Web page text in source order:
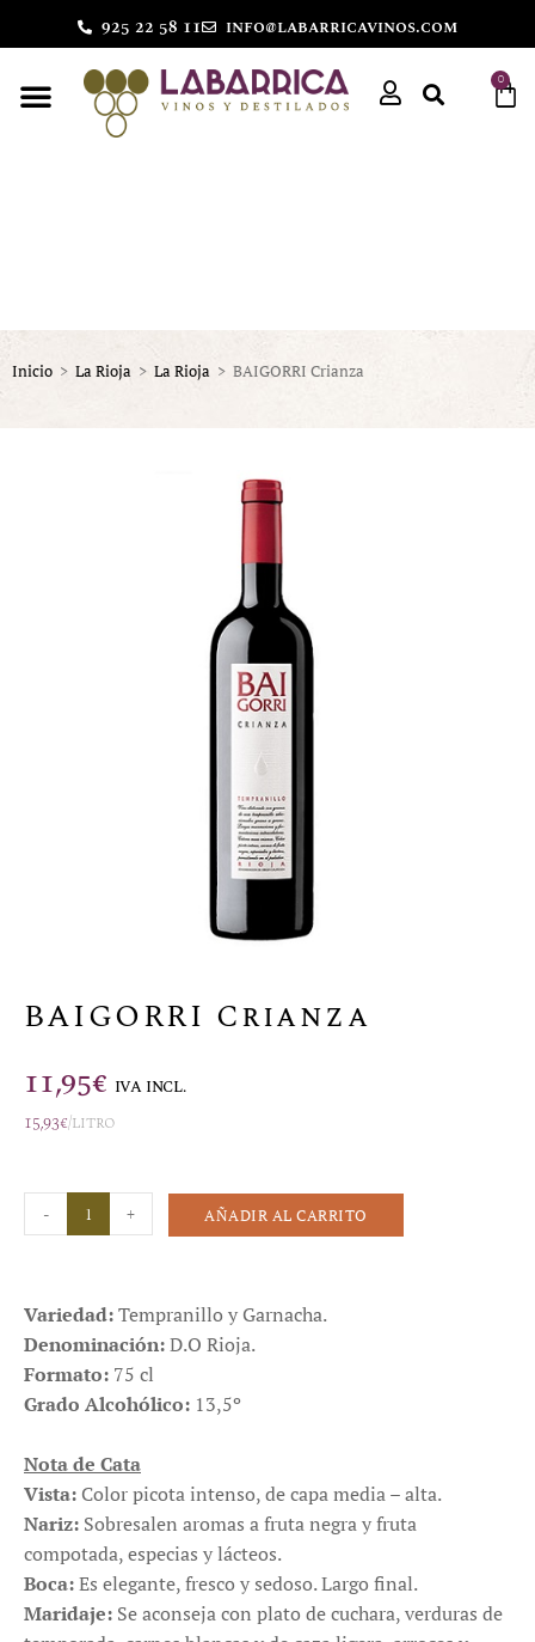
925 22 58 11 info@labarricavinos.com
0
Inicio > La Rioja > La Rioja > BAIGORRI Crianza
BAIGORRI Crianza
11,95€ IVA INCL.
15,93€/litro
- + AÑADIR AL CARRITO
Variedad:Tempranillo y Garnacha.
Denominación:D.O Rioja.
Formato: 75 cl
Grado Alcohólico: 13,5º
Nota de Cata
Vista: Color picota intenso, de capa media – alta.
Nariz: Sobresalen aromas a fruta negra y fruta
compotada, especias y lácteos.
Boca:Es elegante, fresco y sedoso. Largo final.
Maridaje: Se aconseja con plato de cuchara, verduras de